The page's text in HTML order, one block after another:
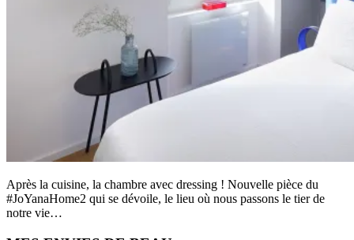
Après la cuisine, la chambre avec dressing ! Nouvelle pièce du
#JoYanaHome2 qui se dévoile, le lieu où nous passons le tier de
notre vie…